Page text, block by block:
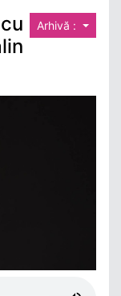
Arhivă :